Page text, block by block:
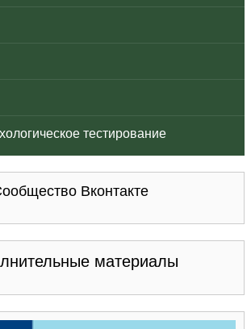
тестирование
Вконтакте
материалы